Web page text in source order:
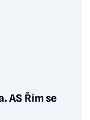
AS Řím se